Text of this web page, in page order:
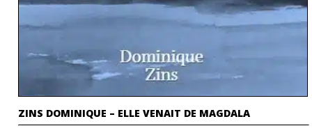
ZINS DOMINIQUE – ELLE VENAIT DE MAGDALA